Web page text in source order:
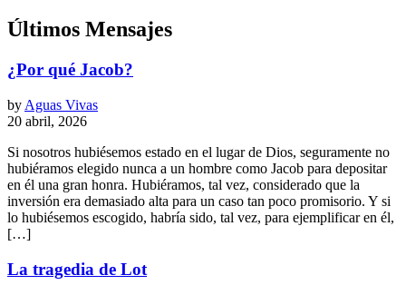
Últimos Mensajes
¿Por qué Jacob?
by Aguas Vivas
20 abril, 2026
Si nosotros hubiésemos estado en el lugar de Dios, seguramente no
hubiéramos elegido nunca a un hombre como Jacob para depositar
en él una gran honra. Hubiéramos, tal vez, considerado que la
inversión era demasiado alta para un caso tan poco promisorio. Y si
lo hubiésemos escogido, habría sido, tal vez, para ejemplificar en él,
[…]
La tragedia de Lot